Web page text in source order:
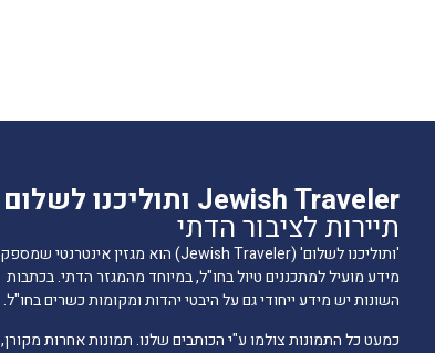
Jewish Traveler ותוליכנו לשלום
תיירות לציבור הדתי
'ותוליכנו לשלום' (Jewish Traveler) הוא מגזין אינטרנטי שמספק
מידע מועיל למתכננים טיול בחו"ל, במיוחד מהמגזר הדתי. בכתבות
השונות יש מידע ייחודי גם על היבטי יהדות ומקומות כשרים בחו"ל.
כמעט כל התמונות צולמו ע"י הכותבים שלנו. תמונות אחרות מקורן,